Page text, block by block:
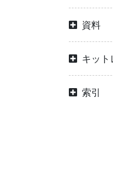
資料
キット
索引